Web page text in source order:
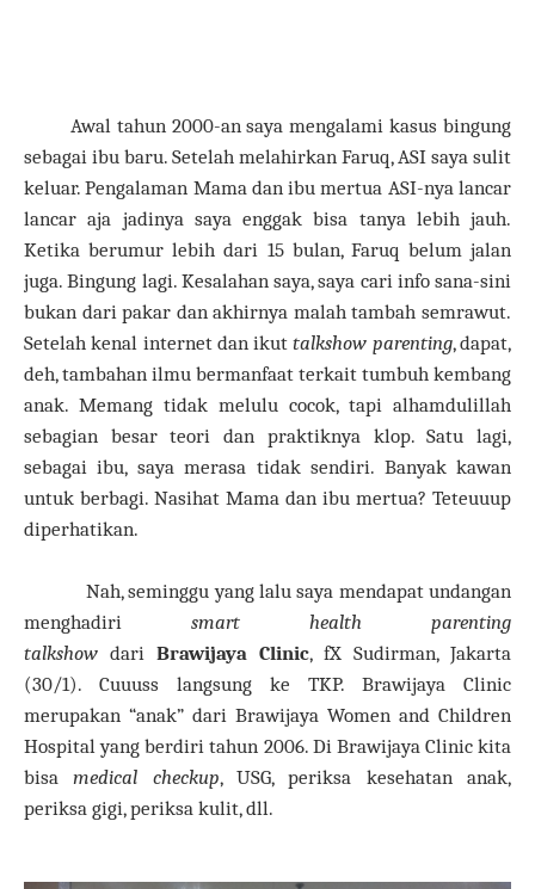
Awal tahun 2000-an saya mengalami kasus bingung
sebagai ibu baru. Setelah melahirkan Faruq, ASI saya sulit
keluar. Pengalaman Mama dan ibu mertua ASI-nya lancar
lancar aja jadinya saya enggak bisa tanya lebih jauh.
Ketika berumur lebih dari 15 bulan, Faruq belum jalan
juga. Bingung lagi. Kesalahan saya, saya cari info sana-sini
bukan dari pakar dan akhirnya malah tambah semrawut.
Setelah kenal internet dan ikuttalkshow parenting, dapat,
deh, tambahan ilmu bermanfaat terkait tumbuh kembang
anak. Memang tidak melulu cocok, tapi alhamdulillah
sebagian besar teori dan praktiknya klop. Satu lagi,
sebagai ibu, saya merasa tidak sendiri. Banyak kawan
untuk berbagi. Nasihat Mama dan ibu mertua? Teteuuup
diperhatikan.
Nah, seminggu yang lalu saya mendapat undangan
menghadiri smart health parenting
talkshow dari Brawijaya Clinic, fX Sudirman, Jakarta
(30/1). Cuuuss langsung ke TKP. Brawijaya Clinic
merupakan “anak” dari Brawijaya Women and Children
Hospital yang berdiri tahun 2006. Di Brawijaya Clinic kita
bisamedical checkup, USG, periksa kesehatan anak,
periksa gigi, periksa kulit, dll.